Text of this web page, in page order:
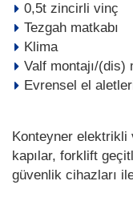
0,5t zincirli vinç
Tezgah matkabı
Klima
Valf montajı/(dis)
Evrensel el
Konteyner elektrikli
kapılar, forklift
güvenlik cihazları